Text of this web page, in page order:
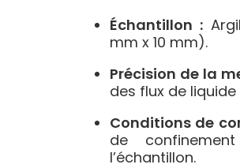
Échantillon :
mm x 10 mm).
Précision de la
des flux de
Conditions de
de
l’échantillon.